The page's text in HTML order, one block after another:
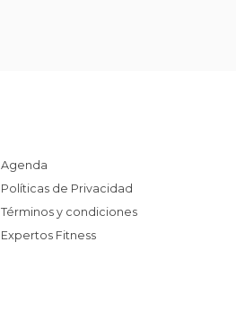
Agenda
Políticas de Privacidad
Términos y condiciones
Expertos Fitness